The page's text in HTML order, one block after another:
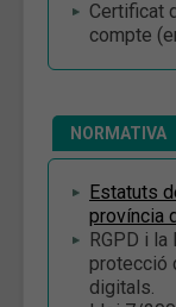
Certificat
compte
NORMATIVA
Estatuts
província
RGPD i
protecció
digitals.